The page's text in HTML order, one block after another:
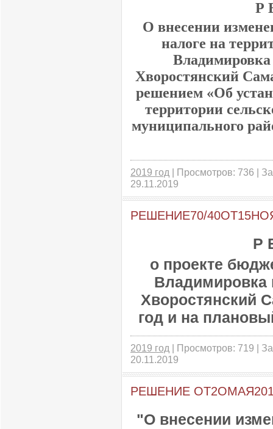
Р
О внесении
налоге на
Хворостянский
решением «Об
территории
муниципального
2019 год | Просмотров: 736 |
29.11.2019
РЕШЕНИЕ70/
Р
о проекте
Владимировка
Хворостянский
год и на
2019 год | Просмотров: 719 |
20.11.2019
РЕШЕНИЕ
"О внесении